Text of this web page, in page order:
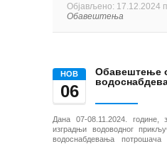
Објављено: 17.12.2024
Обавештења
НОВ
06
Обавештење
Дана 07-08.11.2024. године,
изградњи водоводног
водоснабдевања